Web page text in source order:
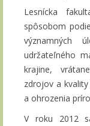
Lesnícka
spôsobom
významných
udržateľného
krajine,
zdrojov a
a ohrozenia
V roku 2012